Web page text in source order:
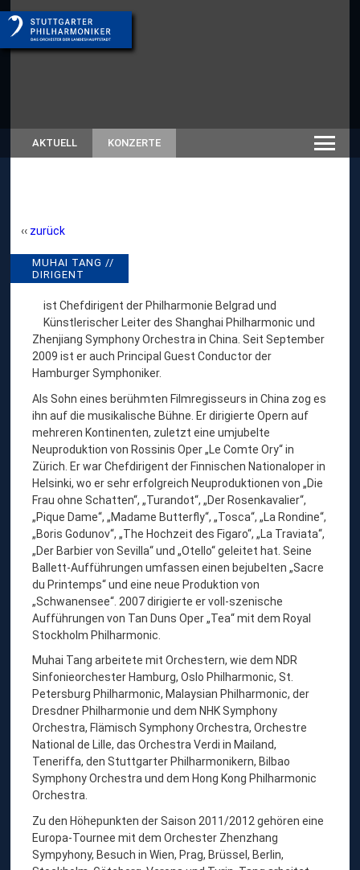
AKTUELL KONZERTE
zurück
M
U
H
A
I
T
A
N
G
,
D
I
R
I
G
E
N
T
MUHAI TANG //
DIRIGENT
ist Chefdirigent der Philharmonie Belgrad und
Künstlerischer Leiter des Shanghai Philharmonic und
Zhenjiang Symphony Orchestra in China. Seit September
2009 ist er auch Principal Guest Conductor der
Hamburger Symphoniker.
Als Sohn eines berühmten Filmregisseurs in China zog es
ihn auf die musikalische Bühne. Er dirigierte Opern auf
mehreren Kontinenten, zuletzt eine umjubelte
Neuproduktion von Rossinis Oper „Le Comte Ory“ in
Zürich. Er war Chefdirigent der Finnischen Nationaloper in
Helsinki, wo er sehr erfolgreich Neuproduktionen von „Die
Frau ohne Schatten“, „Turandot“, „Der Rosenkavalier“,
„Pique Dame“, „Madame Butterfly“, „Tosca“, „La Rondine“,
„Boris Godunov“, „The Hochzeit des Figaro“, „La Traviata“,
„Der Barbier von Sevilla“ und „Otello“ geleitet hat. Seine
Ballett-Aufführungen umfassen einen bejubelten „Sacre
du Printemps“ und eine neue Produktion von
„Schwanensee“. 2007 dirigierte er voll-szenische
Aufführungen von Tan Duns Oper „Tea“ mit dem Royal
Stockholm Philharmonic.
Muhai Tang arbeitete mit Orchestern, wie dem NDR
Sinfonieorchester Hamburg, Oslo Philharmonic, St.
Petersburg Philharmonic, Malaysian Philharmonic, der
Dresdner Philharmonie und dem NHK Symphony
Orchestra, Flämisch Symphony Orchestra, Orchestre
National de Lille, das Orchestra Verdi in Mailand,
Teneriffa, den Stuttgarter Philharmonikern, Bilbao
Symphony Orchestra und dem Hong Kong Philharmonic
Orchestra.
Zu den Höhepunkten der Saison 2011/2012 gehören eine
Europa-Tournee mit dem Orchester Zhenzhang
Sympyhony, Besuch in Wien, Prag, Brüssel, Berlin,